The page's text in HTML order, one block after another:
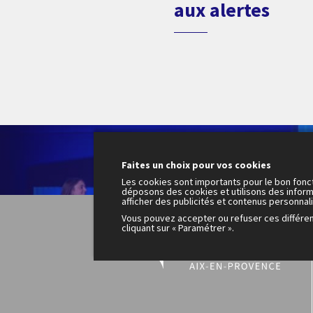
aux alertes
Faites un choix pour vos cookies
Les cookies sont importants pour le bon
déposons des cookies et utilisons des
afficher des publicités et contenus
Vous pouvez accepter ou refuser ces
cliquant sur « Paramétrer ».